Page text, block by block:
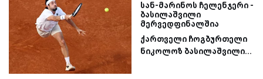
სან-მარინოს ჩელენჯერი -
ბასილაშვილი
მერვედფინალშია
ქართველი ჩოგბურთელი
ნიკოლოზ ბასილაშვილი...